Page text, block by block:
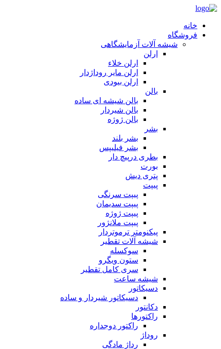
خانه
فروشگاه
شیشه آلات آزمایشگاهی
ارلن
ارلن خلاء
ارلن مایر روداژدار
ارلن بیودی
بالن
بالن شیشه ای ساده
بالن شیردار
بالن ژوژه
بشر
بشر بلند
بشر فیلیپس
بطری درپیچ دار
بورت
پتری دیش
پیپت
پیپت سرنگی
پیپت سدیمان
پیپت ژوژه
پیپت ملانژور
پیکنومتر ترموتردار
شیشه آلات تقطیر
سوکسله
ستون ویگرو
سری کامل تقطیر
شیشه ساعت
دسیکاتور
دسیکاتور شیردار و ساده
دکانتور
راکتورها
راکتور دوجداره
روداژ
رداژ مادگی